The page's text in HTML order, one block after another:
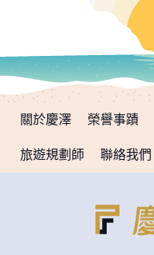
關於慶澤 榮譽事蹟
旅遊規劃師 聯絡我們